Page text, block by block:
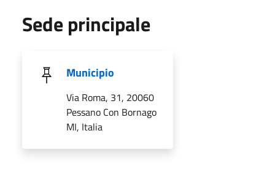
Sede principale
Municipio
Via Roma, 31, 20060
Pessano Con Bornago
MI, Italia